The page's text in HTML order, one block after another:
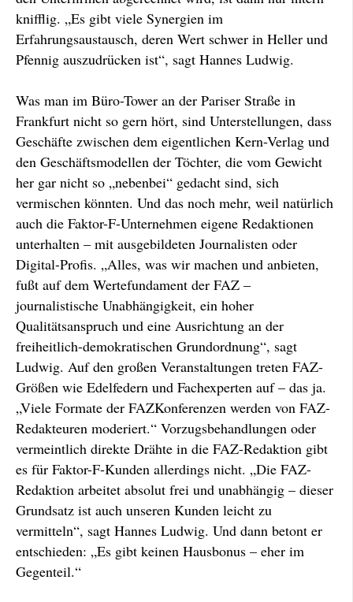
knifflig. „Es gibt viele Synergien im
Erfahrungsaustausch, deren Wert schwer in Heller und
Pfennig auszudrücken ist“, sagt Hannes Ludwig.
Was man im Büro-Tower an der Pariser Straße in
Frankfurt nicht so gern hört, sind Unterstellungen, dass
Geschäfte zwischen dem eigentlichen Kern-Verlag und
den Geschäftsmodellen der Töchter, die vom Gewicht
her gar nicht so „nebenbei“ gedacht sind, sich
vermischen könnten. Und das noch mehr, weil natürlich
auch die Faktor-F-Unternehmen eigene Redaktionen
unterhalten – mit ausgebildeten Journalisten oder
Digital-Profis. „Alles, was wir machen und anbieten,
fußt auf dem Wertefundament der FAZ –
journalistische Unabhängigkeit, ein hoher
Qualitätsanspruch und eine Ausrichtung an der
freiheitlich-demokratischen Grundordnung“, sagt
Ludwig. Auf den großen Veranstaltungen treten FAZ-
Größen wie Edelfedern und Fachexperten auf – das ja.
„Viele Formate der FAZKonferenzen werden von FAZ-
Redakteuren moderiert.“ Vorzugsbehandlungen oder
vermeintlich direkte Drähte in die FAZ-Redaktion gibt
es für Faktor-F-Kunden allerdings nicht. „Die FAZ-
Redaktion arbeitet absolut frei und unabhängig – dieser
Grundsatz ist auch unseren Kunden leicht zu
vermitteln“, sagt Hannes Ludwig. Und dann betont er
entschieden: „Es gibt keinen Hausbonus – eher im
Gegenteil.“